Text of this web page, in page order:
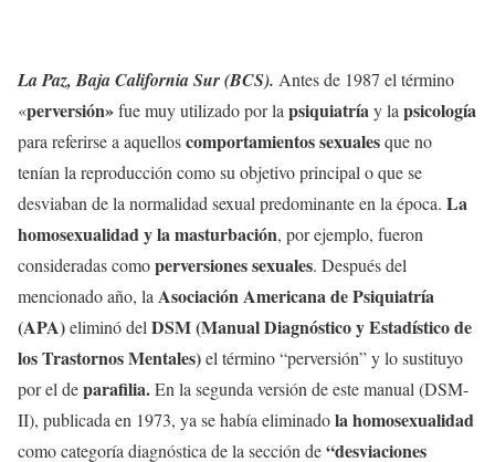
La Paz, Baja California Sur (BCS). Antes de 1987 el término
«perversión»fue muy utilizado por la psiquiatríay la psicología
para referirse a aquelloscomportamientos sexualesque no
tenían la reproducción como su objetivo principal o que se
desviaban de la normalidad sexual predominante en la época. La
homosexualidad y la masturbación, por ejemplo, fueron
consideradas comoperversiones sexuales. Después del
mencionado año, la Asociación Americana de Psiquiatría
(APA)eliminó del DSM (Manual Diagnóstico y Estadístico de
los Trastornos Mentales)el término “perversión” y lo sustituyo
por el deparafilia.En la segunda versión de este manual (DSM-
II), publicada en 1973, ya se había eliminadola homosexualidad
como categoría diagnóstica de la sección de“desviaciones